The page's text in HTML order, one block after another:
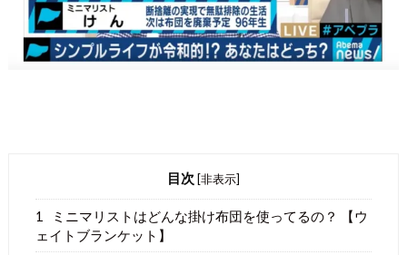
目次 [非表示]
1
ミニマリストはどんな掛け布団を使ってるの？ 【ウ
ェイトブランケット】